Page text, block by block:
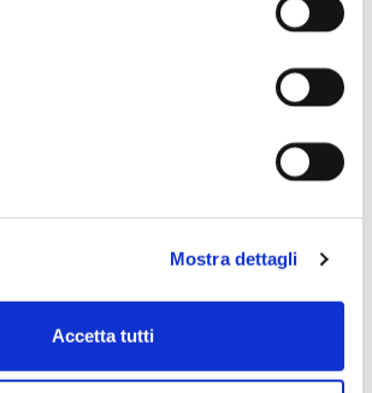
Mostra dettagli
Accetta tutti
LA NOSTRA FILOSOFIA